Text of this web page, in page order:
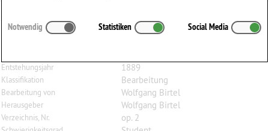
Drei Stücke, op. 2, für Bratsche und Klavier
Entstehungsjahr 1889
Klassifikation Bearbeitung
Bearbeitung von Wolfgang Birtel
Herausgeber Wolfgang Birtel
Verzeichnis, Nr. op. 2
Notwendig Statistiken Social Media